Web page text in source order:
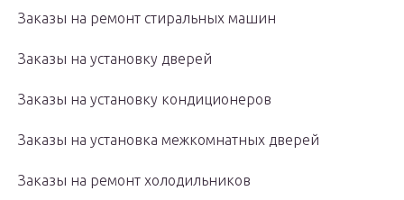
Заказы на ремонт стиральных машин
Заказы на установку дверей
Заказы на установку кондиционеров
Заказы на установка межкомнатных дверей
Заказы на ремонт холодильников